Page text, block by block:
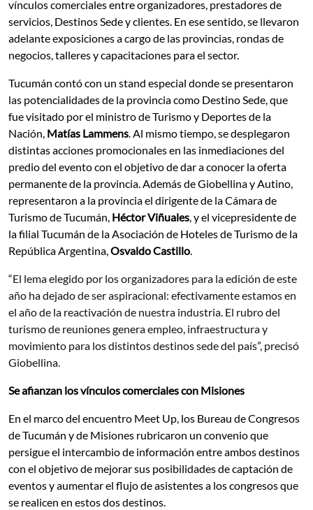
vínculos comerciales entre organizadores, prestadores de
servicios, Destinos Sede y clientes. En ese sentido, se llevaron
adelante exposiciones a cargo de las provincias, rondas de
negocios, talleres y capacitaciones para el sector.
Tucumán contó con un stand especial donde se presentaron
las potencialidades de la provincia como Destino Sede, que
fue visitado por el ministro de Turismo y Deportes de la
Nación, Matías Lammens . Al mismo tiempo, se desplegaron
distintas acciones promocionales en las inmediaciones del
predio del evento con el objetivo de dar a conocer la oferta
permanente de la provincia. Además de Giobellina y Autino,
representaron a la provincia el dirigente de la Cámara de
Turismo de Tucumán, Héctor Viñuales , y el vicepresidente de
la filial Tucumán de la Asociación de Hoteles de Turismo de la
República Argentina, Osvaldo Castillo
“El lema elegido por los organizadores para la edición de este
año ha dejado de ser aspiracional: efectivamente estamos en
el año de la reactivación de nuestra industria. El rubro del
turismo de reuniones genera empleo, infraestructura y
movimiento para los distintos destinos sede del país”, precisó
Giobellina.
Se afianzan los vínculos comerciales con Misiones
En el marco del encuentro Meet Up, los Bureau de Congresos
de Tucumán y de Misiones rubricaron un convenio que
persigue el intercambio de información entre ambos destinos
con el objetivo de mejorar sus posibilidades de captación de
eventos y aumentar el flujo de asistentes a los congresos que
se realicen en estos dos destinos.